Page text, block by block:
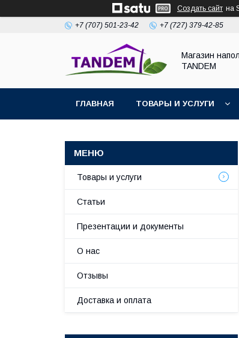
Создать сайт на
+7 (707) 501-23-42 +7 (727) 379-42-85
Магазин
TANDEM
ГЛАВНАЯ ТОВАРЫ И УСЛУГИ
Товары и услуги
Статьи
Презентации и документы
О нас
Отзывы
Доставка и оплата